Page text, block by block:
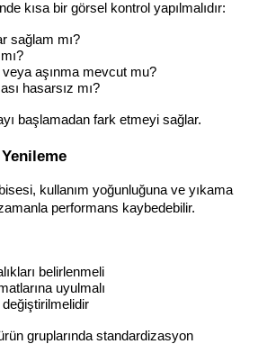
kısa bir görsel kontrol yapılmalıdır:
sağlam mı?
veya aşınma mevcut mu?
hasarsız mı?
başlamadan fark etmeyi sağlar.
kullanım yoğunluğuna ve yıkama
zamanla performans kaybedebilir.
belirlenmeli
uyulmalı
değiştirilmelidir
gruplarında standardizasyon